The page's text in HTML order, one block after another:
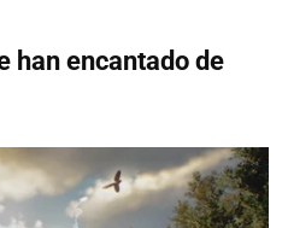
han encantado de